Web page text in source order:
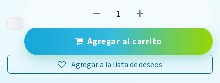
Agregar al carrito
Agregar a la lista de deseos